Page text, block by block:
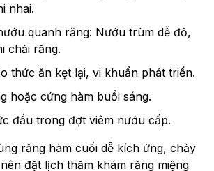
nhai.
quanh răng: Nướu trùm dễ đỏ,
chải răng.
thức ăn kẹt lại, vi khuẩn phát triển.
hoặc cứng hàm buổi sáng.
đầu trong đợt viêm nướu cấp.
răng hàm cuối dễ kích ứng, chảy
đặt lịch thăm khám răng miệng